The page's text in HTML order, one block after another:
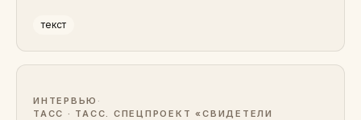
текст
ИНТЕРВЬЮ ·
ТАСС · ТАСС. СПЕЦПРОЕКТ «СВИДЕТЕЛИ